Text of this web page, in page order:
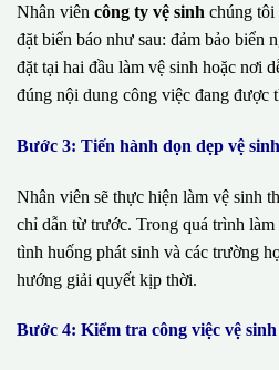
Nhân viên công ty vệ sinh chúng tôi
đặt biển báo như sau: đảm bảo biển
đặt tại hai đầu làm vệ sinh hoặc nơi
đúng nội dung công việc đang được
Bước 3: Tiến hành dọn dẹp vệ
Nhân viên sẽ thực hiện làm vệ sinh
chỉ dẫn từ trước. Trong quá trình
tình huống phát sinh và các trường
hướng giải quyết kịp thời.
Bước 4: Kiểm tra công việc vệ